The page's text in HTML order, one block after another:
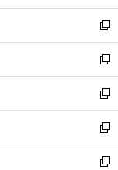
開
く
ウ
で
開
く
ン
ド
ウ
で
開
く
ウ
ィ
ン
ド
ウ
で
開
く
新
し
い
ウ
ィ
ン
ド
ウ
で
新
し
い
ウ
ィ
ン
ド
新
し
い
ウ
ィ
新
し
い
新